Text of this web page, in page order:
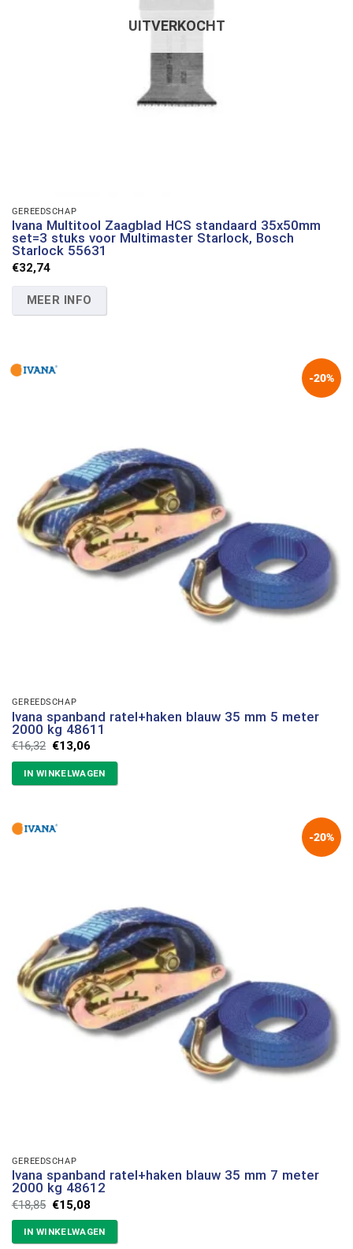
UITVERKOCHT
GEREEDSCHAP
Ivana Multitool Zaagblad HCS standaard 35x50mm
set=3 stuks voor Multimaster Starlock, Bosch
Starlock 55631
€32,74
MEER INFO
-20%
GEREEDSCHAP
Ivana spanband ratel+haken blauw 35 mm 5 meter
2000 kg 48611
€16,32 Oorspronkelijke
prijs
was:
€16,32.
€13,06Huidige
is:
€13,06.
IN WINKELWAGEN
-20%
GEREEDSCHAP
Ivana spanband ratel+haken blauw 35 mm 7 meter
2000 kg 48612
€18,85 Oorspronkelijke
prijs
was:
€18,85.
€15,08Huidige
is:
€15,08.
IN WINKELWAGEN